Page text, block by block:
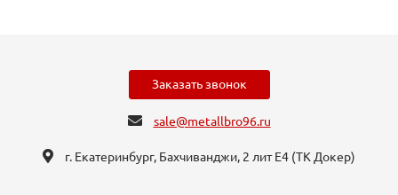
Заказать звонок
sale@metallbro96.ru
г. Екатеринбург, ​Бахчиванджи, 2 лит Е4 (ТК Докер​)